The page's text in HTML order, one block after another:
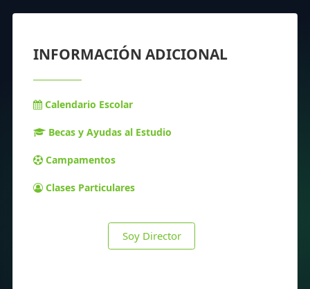
INFORMACIÓN ADICIONAL
Calendario Escolar
Becas y Ayudas al Estudio
Campamentos
Clases Particulares
Soy Director